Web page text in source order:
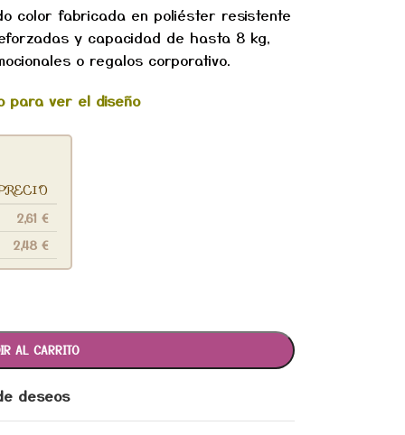
color fabricada en poliéster resistente
y capacidad de hasta 8 kg,
o regalos corporativo.
para ver el diseño
2,61 €
2,48 €
AL CARRITO
deseos